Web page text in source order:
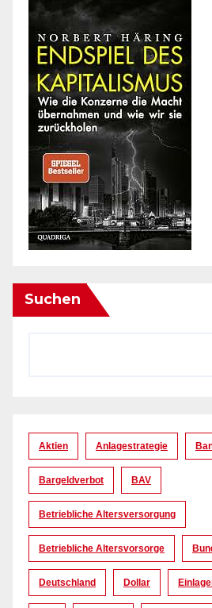
Suchen
Aktien Anlagestrategie
Bargeldverbot BAV
Betriebliche Altersversorgung
Betriebliche Altersvorsorge
Deutschland Dollar